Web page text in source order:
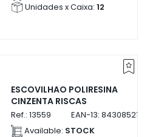
Unidades x Caixa: 12
ESCOVILHAO POLIRESINA
CINZENTA RISCAS
Ref.: 13559 EAN-13:
Available: STOCK